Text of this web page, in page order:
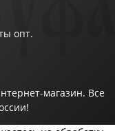
опт.
магазин. Все